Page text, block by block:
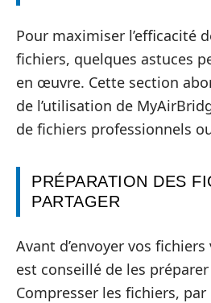
Pour maximiser l’efficacité
fichiers, quelques astuces
en œuvre. Cette section
de l’utilisation de
de fichiers professionnels
PRÉPARATION DES
PARTAGER
Avant d’envoyer vos
est conseillé de les
Compresser les fichiers,